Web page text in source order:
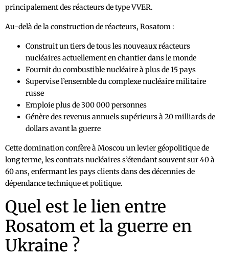
principalement des réacteurs de type VVER.
Au-delà de la construction de réacteurs, Rosatom :
Construit un tiers de tous les nouveaux réacteurs
nucléaires actuellement en chantier dans le monde
Fournit du combustible nucléaire à plus de 15 pays
Supervise l’ensemble du complexe nucléaire militaire
russe
Emploie plus de 300 000 personnes
Génère des revenus annuels supérieurs à 20 milliards de
dollars avant la guerre
Cette domination confère à Moscou un levier géopolitique de
long terme, les contrats nucléaires s’étendant souvent sur 40 à
60 ans, enfermant les pays clients dans des décennies de
dépendance technique et politique.
Quel est le lien entre
Rosatom et la guerre en
Ukraine ?